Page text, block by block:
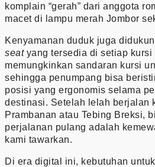
komplain “gerah” dari anggota
macet di lampu merah Jombor
Kenyamanan duduk juga
seatyang tersedia di setiap kursi
memungkinkan sandaran kursi
sehingga penumpang bisa
posisi yang ergonomis selama
destinasi. Setelah lelah berjalan
Prambanan atau Tebing Breksi,
perjalanan pulang adalah
kami tawarkan.
Di era digital ini, kebutuhan